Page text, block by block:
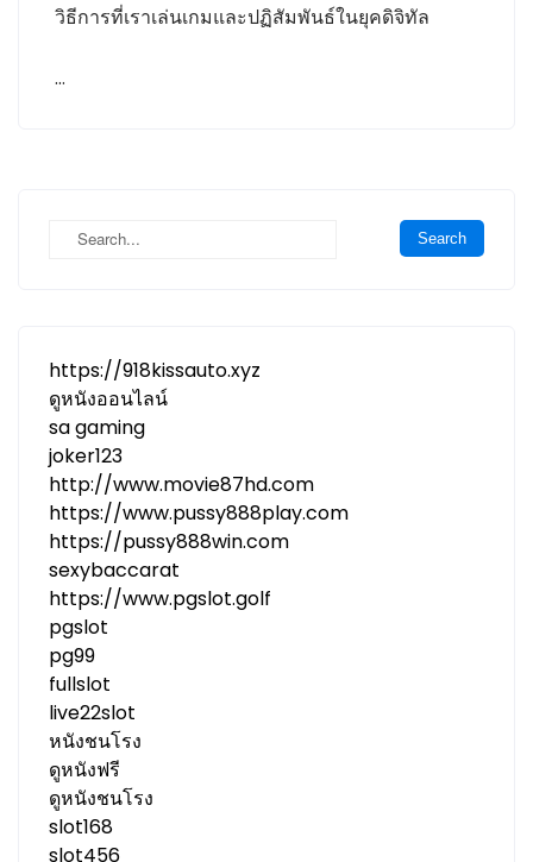
วิธีการที่เราเล่นเกมและปฏิสัมพันธ์ในยุคดิจิทัล
…
https://918kissauto.xyz
ดูหนังออนไลน์
sa gaming
joker123
http://www.movie87hd.com
https://www.pussy888play.com
https://pussy888win.com
sexybaccarat
https://www.pgslot.golf
pgslot
pg99
fullslot
live22slot
หนังชนโรง
ดูหนังฟรี
ดูหนังชนโรง
slot168
slot456